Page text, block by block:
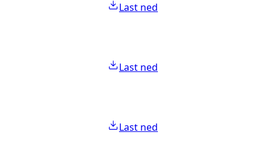
Last ned
Last ned
Last ned